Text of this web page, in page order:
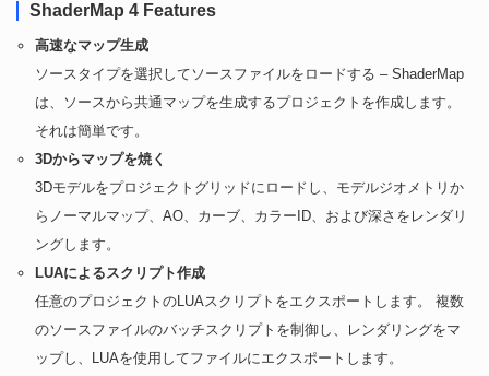
ShaderMap 4 Features
高速なマップ生成
ソースタイプを選択してソースファイルをロードする – ShaderMap
は、ソースから共通マップを生成するプロジェクトを作成します。
それは簡単です。
3Dからマップを焼く
3Dモデルをプロジェクトグリッドにロードし、モデルジオメトリか
らノーマルマップ、AO、カーブ、カラーID、および深さをレンダリ
ングします。
LUAによるスクリプト作成
任意のプロジェクトのLUAスクリプトをエクスポートします。 複数
のソースファイルのバッチスクリプトを制御し、レンダリングをマ
ップし、LUAを使用してファイルにエクスポートします。